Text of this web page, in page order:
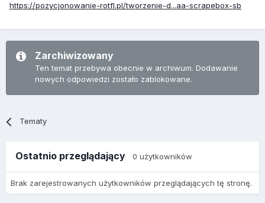
https://pozycjonowanie-rotfl.pl/tworzenie-d...aa-scrapebox-sb
Zarchiwizowany
Ten temat przebywa obecnie w archiwum. Dodawanie
nowych odpowiedzi zostało zablokowane.
Tematy
Ostatnio przeglądający 0 użytkowników
Brak zarejestrowanych użytkowników przeglądających tę stronę.